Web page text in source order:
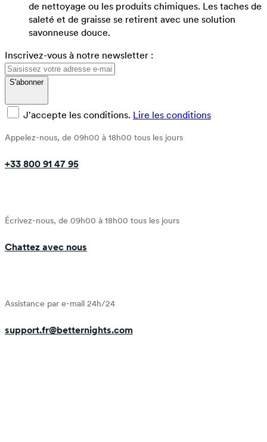
de nettoyage ou les produits chimiques. Les taches de
saleté et de graisse se retirent avec une solution
savonneuse douce.
Inscrivez-vous à notre newsletter :
S'abonner
J'accepte les conditions. Lire les conditions
Appelez-nous, de 09h00 à 18h00 tous les jours
+33 800 91 47 95
Écrivez-nous, de 09h00 à 18h00 tous les jours
Chattez avec nous
Assistance par e-mail 24h/24
support.fr@betternights.com